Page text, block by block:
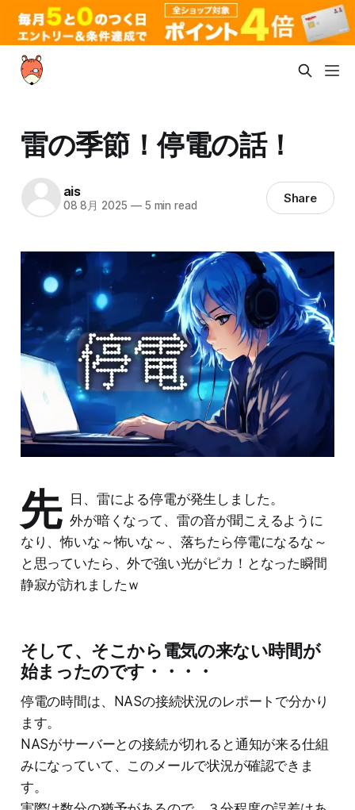
雷の季節！停電の話！
ais
08 8月 2025 —5 min read Share
先
日、雷による停電が発生しました。
外が暗くなって、雷の音が聞こえるように
なり、怖いな～怖いな～、落ちたら停電になるな～
と思っていたら、外で強い光がピカ！となった瞬間
静寂が訪れましたｗ
そして、そこから電気の来ない時間が
始まったのです・・・・
停電の時間は、NASの接続状況のレポートで分かり
ます。
NASがサーバーとの接続が切れると通知が来る仕組
みになっていて、このメールで状況が確認できま
す。